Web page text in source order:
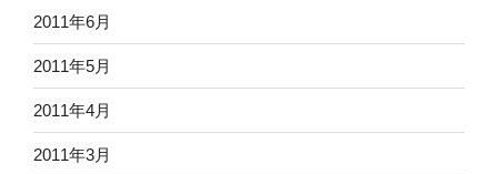
2011年6月
2011年5月
2011年4月
2011年3月